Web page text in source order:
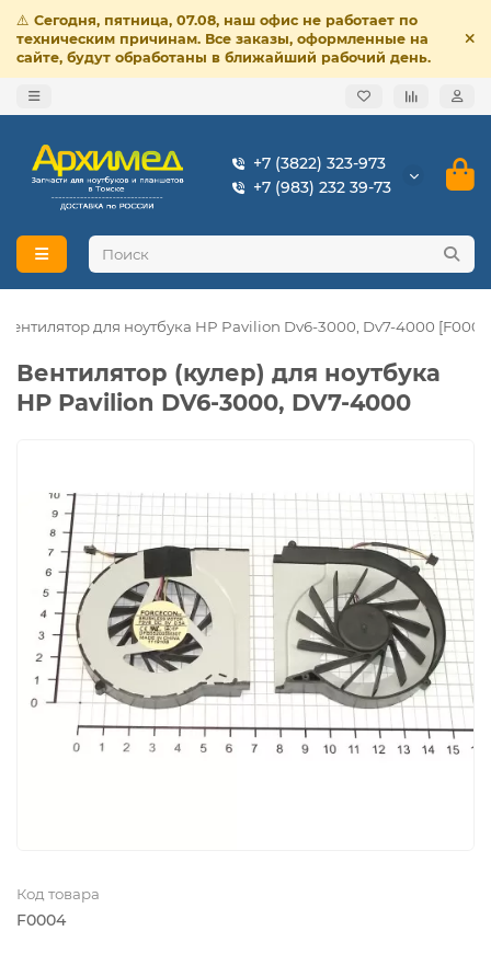
⚠️ Сегодня, пятница, 07.08, наш офис не работает по
техническим причинам. Все заказы, оформленные на
сайте, будут обработаны в ближайший рабочий день.
+7 (3822) 323-973
+7 (983) 232 39-73
Вентилятор для ноутбука HP Pavilion Dv6-3000, Dv7-4000
Вентилятор (кулер) для ноутбука
HP Pavilion DV6-3000, DV7-4000
Код товара
F0004